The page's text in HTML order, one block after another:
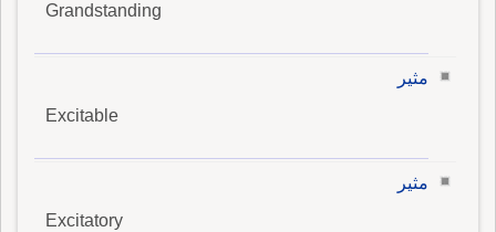
Grandstanding
مثير
Excitable
مثير
Excitatory